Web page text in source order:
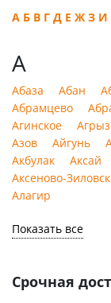
5
6
А Б В Г Д Е Ж З И
А
Абаза Абан
Абрамцево
Агинское
Агрыз
Азов
Айгунь
Акбулак
Аксай
Аксеново-
Алагир
Показать все
Срочная